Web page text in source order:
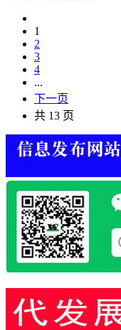
1
2
3
4
...
下一页
共 13 页